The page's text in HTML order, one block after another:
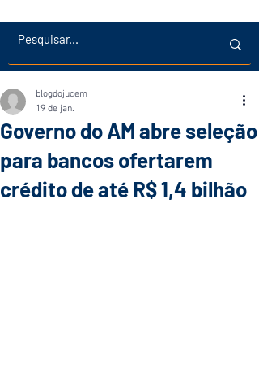
Governo do AM abre seleção
para bancos ofertarem
crédito de até R$ 1,4 bilhão
blogdojucem
19 de jan.